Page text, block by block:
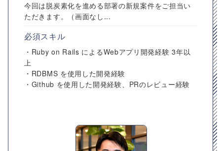
今回は脱炭素化を進める部署の新規案件をご担当い
ただきます。（画面なし...
必須スキル
・Ruby on Rails によるWebアプリ開発経験 3年以
上
・RDBMS を使用した開発経験
・Github を使用した開発経験、PRのレビュー経験